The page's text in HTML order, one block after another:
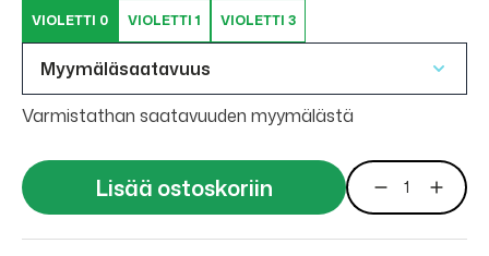
VIOLETTI 0
VIOLETTI 1 VIOLETTI 3
Myymäläsaatavuus
Varmistathan saatavuuden myymälästä
Lisää ostoskoriin